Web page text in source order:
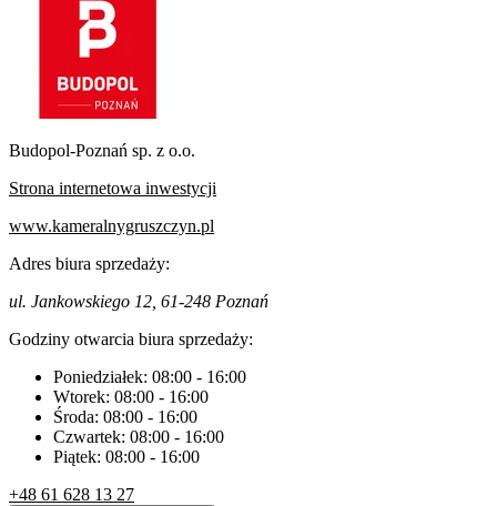
Budopol-Poznań sp. z o.o.
Strona internetowa inwestycji
www.kameralnygruszczyn.pl
Adres biura sprzedaży:
ul. Jankowskiego 12, 61-248 Poznań
Godziny otwarcia biura sprzedaży:
Poniedziałek: 08:00 - 16:00
Wtorek: 08:00 - 16:00
Środa: 08:00 - 16:00
Czwartek: 08:00 - 16:00
Piątek: 08:00 - 16:00
+48 61 628 13 27